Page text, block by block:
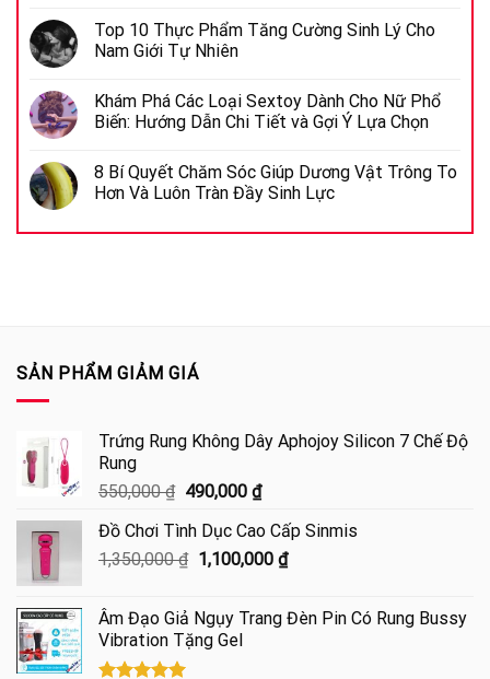
Top 10 Thực Phẩm Tăng Cường Sinh Lý Cho
Nam Giới Tự Nhiên
Khám Phá Các Loại Sextoy Dành Cho Nữ Phổ
Biến: Hướng Dẫn Chi Tiết và Gợi Ý Lựa Chọn
8 Bí Quyết Chăm Sóc Giúp Dương Vật Trông To
Hơn Và Luôn Tràn Đầy Sinh Lực
SẢN PHẨM GIẢM GIÁ
Trứng Rung Không Dây Aphojoy Silicon 7 Chế Độ
Rung
550,000₫ Giá
là:
550,000 ₫.
490,000 ₫Giá
tại
là:
Đồ Chơi Tình Dục Cao Cấp Sinmis
1,350,000₫ Giá
1,350,000 ₫.
1,100,000 ₫Giá
là:
Âm Đạo Giả Ngụy Trang Đèn Pin Có Rung Bussy
Vibration Tặng Gel